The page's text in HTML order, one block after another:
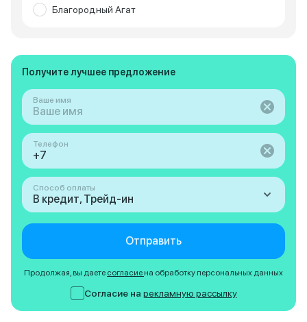
Благородный Агат
Получите лучшее предложение
Ваше имя
Телефон
Способ оплаты
В кредит, Трейд-ин
Отправить
Продолжая, вы даете согласие на обработку персональных данных
Согласие на рекламную рассылку